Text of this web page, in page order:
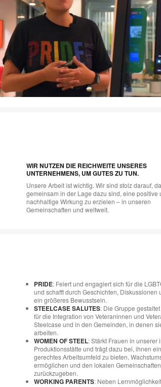
WIR NUTZEN DIE REICHWEITE UNSERES
UNTERNEHMENS, UM GUTES ZU TUN.
Unsere Arbeit ist wichtig. Wir sind stolz darauf,
gemeinsam in der Lage dazu sind, eine positive
nachhaltige Wirkung zu erzielen – in unseren
Gemeinschaften und weltweit.
PRIDE: Feiert und engagiert sich für die
und schafft durch Geschichten, Diskussionen
ein größeres Bewusstsein.
STEELCASE SALUTES: Die Gruppe
für die Integration von Veteraninnen und
Steelcase und in den Gemeinden, in denen
arbeiten.
WOMEN OF STEEL: Stärkt Frauen in unserer
Produktionsstätte und trägt dazu bei, ihnen
gerechtes Arbeitsumfeld zu bieten,
ermöglichen und den lokalen
zurückzugeben.
WORKING PARENTS: Neben